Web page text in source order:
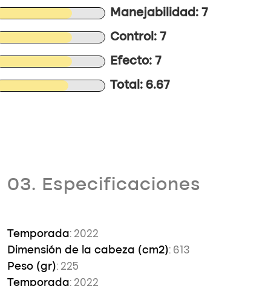
Manejabilidad: 7
Control: 7
Efecto: 7
Total: 6.67
03. Especificaciones
Temporada: 2022
Dimensión de la cabeza (cm2): 613
Peso (gr): 225
Temporada: 2022